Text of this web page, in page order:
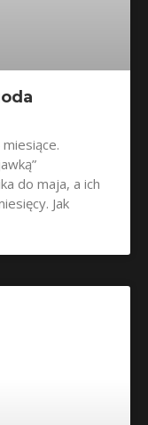
do maja, a ich
Jak